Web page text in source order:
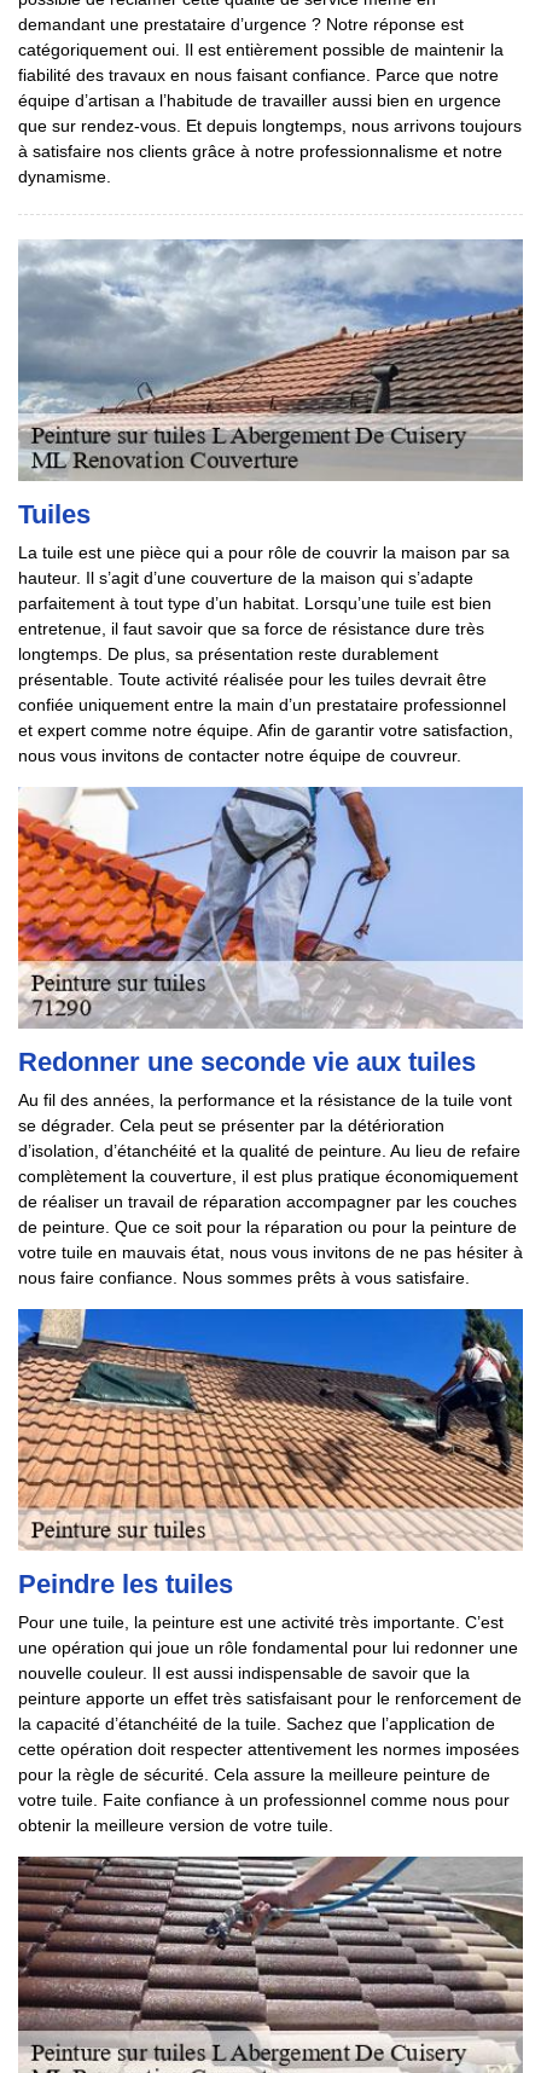
demandant une prestataire d’urgence ? Notre réponse est
catégoriquement oui. Il est entièrement possible de maintenir la
fiabilité des travaux en nous faisant confiance. Parce que notre
équipe d’artisan a l’habitude de travailler aussi bien en urgence
que sur rendez-vous. Et depuis longtemps, nous arrivons toujours
à satisfaire nos clients grâce à notre professionnalisme et notre
dynamisme.
Tuiles
La tuile est une pièce qui a pour rôle de couvrir la maison par sa
hauteur. Il s’agit d’une couverture de la maison qui s’adapte
parfaitement à tout type d’un habitat. Lorsqu’une tuile est bien
entretenue, il faut savoir que sa force de résistance dure très
longtemps. De plus, sa présentation reste durablement
présentable. Toute activité réalisée pour les tuiles devrait être
confiée uniquement entre la main d’un prestataire professionnel
et expert comme notre équipe. Afin de garantir votre satisfaction,
nous vous invitons de contacter notre équipe de couvreur.
Redonner une seconde vie aux tuiles
Au fil des années, la performance et la résistance de la tuile vont
se dégrader. Cela peut se présenter par la détérioration
d’isolation, d’étanchéité et la qualité de peinture. Au lieu de refaire
complètement la couverture, il est plus pratique économiquement
de réaliser un travail de réparation accompagner par les couches
de peinture. Que ce soit pour la réparation ou pour la peinture de
votre tuile en mauvais état, nous vous invitons de ne pas hésiter à
nous faire confiance. Nous sommes prêts à vous satisfaire.
Peindre les tuiles
Pour une tuile, la peinture est une activité très importante. C’est
une opération qui joue un rôle fondamental pour lui redonner une
nouvelle couleur. Il est aussi indispensable de savoir que la
peinture apporte un effet très satisfaisant pour le renforcement de
la capacité d’étanchéité de la tuile. Sachez que l’application de
cette opération doit respecter attentivement les normes imposées
pour la règle de sécurité. Cela assure la meilleure peinture de
votre tuile. Faite confiance à un professionnel comme nous pour
obtenir la meilleure version de votre tuile.